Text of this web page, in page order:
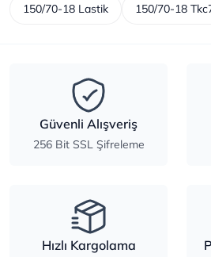
150/70-18 Lastik 150/70-18
Güvenli Alışveriş
256 Bit SSL Şifreleme
Hızlı Kargolama